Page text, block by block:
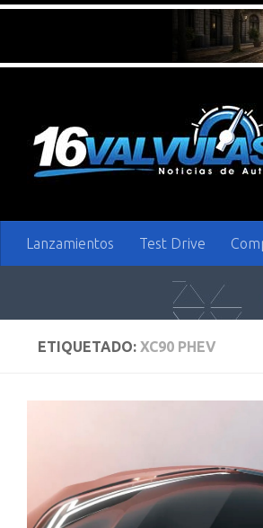
Lanzamientos Test Drive
ETIQUETADO: XC90 PHEV